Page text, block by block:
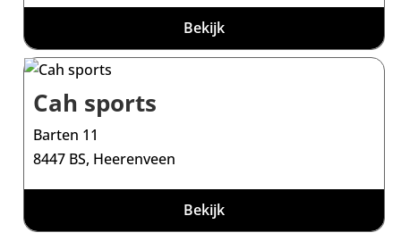
Bekijk
Cah sports
Barten 11
8447 BS, Heerenveen
Bekijk